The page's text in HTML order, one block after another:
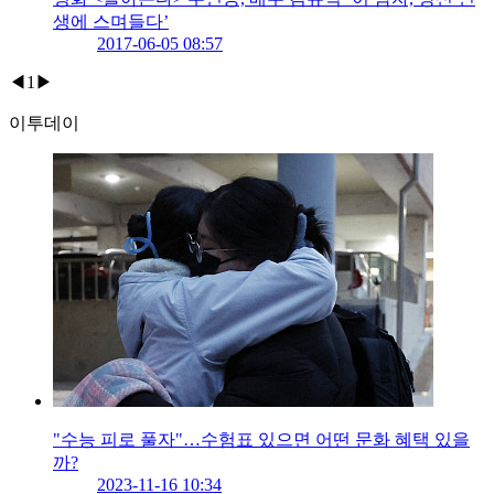
생에 스며들다’
2017-06-05 08:57
◀ 1 ▶
이투데이
"수능 피로 풀자"…수험표 있으면 어떤 문화 혜택 있을
까?
2023-11-16 10:34